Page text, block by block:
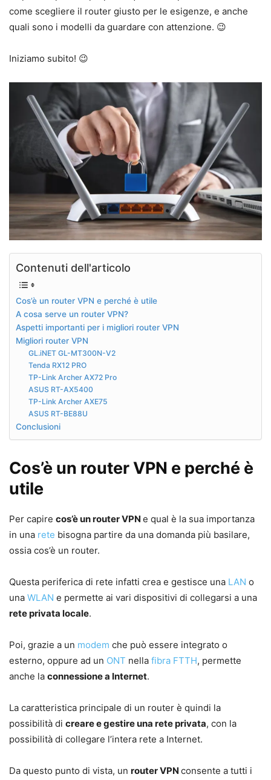
come scegliere il router giusto per le esigenze, e anche
quali sono i modelli da guardare con attenzione. 😉
Iniziamo subito! 😉
Contenuti dell'articolo
Cos’è un router VPN e perché è utile
A cosa serve un router VPN?
Aspetti importanti per i migliori router VPN
Migliori router VPN
GL.iNET GL-MT300N-V2
Tenda RX12 PRO
TP-Link Archer AX72 Pro
ASUS RT-AX5400
TP-Link Archer AXE75
ASUS RT-BE88U
Conclusioni
Cos’è un router VPN e perché è
utile
Per capire cos’è un router VPN e qual è la sua importanza
in una rete bisogna partire da una domanda più basilare,
ossia cos’è un router.
Questa periferica di rete infatti crea e gestisce una LAN o
una WLAN e permette ai vari dispositivi di collegarsi a una
rete privata locale.
Poi, grazie a un modem che può essere integrato o
esterno, oppure ad un ONT nella fibra FTTH, permette
anche la connessione a Internet.
La caratteristica principale di un router è quindi la
possibilità di creare e gestire una rete privata, con la
possibilità di collegare l’intera rete a Internet.
Da questo punto di vista, un router VPN consente a tutti i